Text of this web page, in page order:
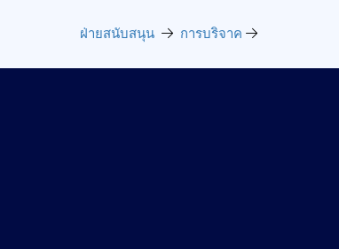
ฝ่ายสนับสนุน การบริจาค